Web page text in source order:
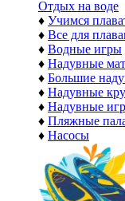
Отдых на воде
♦ Учимся
♦ Все для
♦ Водные игры
♦ Надувные
♦ Большие
♦ Надувные
♦ Надувные
♦ Пляжные
♦ Насосы